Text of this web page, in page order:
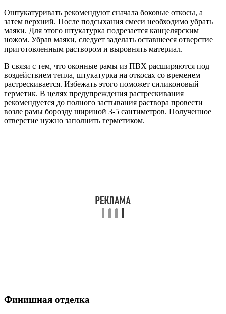
Оштукатуривать рекомендуют сначала боковые откосы, а
затем верхний. После подсыхания смеси необходимо убрать
маяки. Для этого штукатурка подрезается канцелярским
ножом. Убрав маяки, следует заделать оставшееся отверстие
приготовленным раствором и выровнять материал.
В связи с тем, что оконные рамы из ПВХ расширяются под
воздействием тепла, штукатурка на откосах со временем
растрескивается. Избежать этого поможет силиконовый
герметик. В целях предупреждения растрескивания
рекомендуется до полного застывания раствора провести
возле рамы борозду шириной 3-5 сантиметров. Полученное
отверстие нужно заполнить герметиком.
Финишная отделка